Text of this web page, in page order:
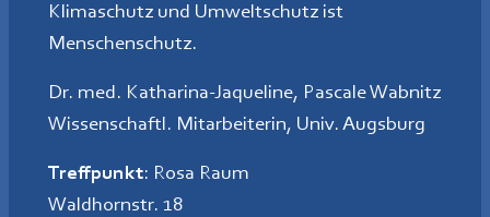
Klimaschutz und Umweltschutz ist
Menschenschutz.
Dr. med. Katharina-Jaqueline, Pascale Wabnitz
Wissenschaftl. Mitarbeiterin, Univ. Augsburg
Treffpunkt: Rosa Raum
Waldhornstr. 18